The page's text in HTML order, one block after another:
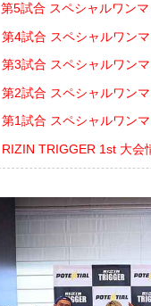
第5試合 スペシャルワン
第4試合 スペシャルワン
第3試合 スペシャルワン
第2試合 スペシャルワン
第1試合 スペシャルワン
RIZIN TRIGGER 1st 大会